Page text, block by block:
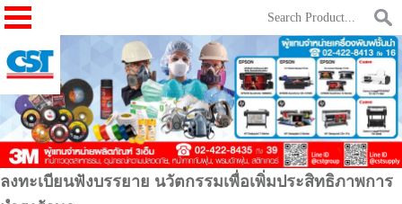
ลงทะเบียนฟังบรรยาย นวัตกรรมเพื่อเพิ่มประสิทธิภาพการ